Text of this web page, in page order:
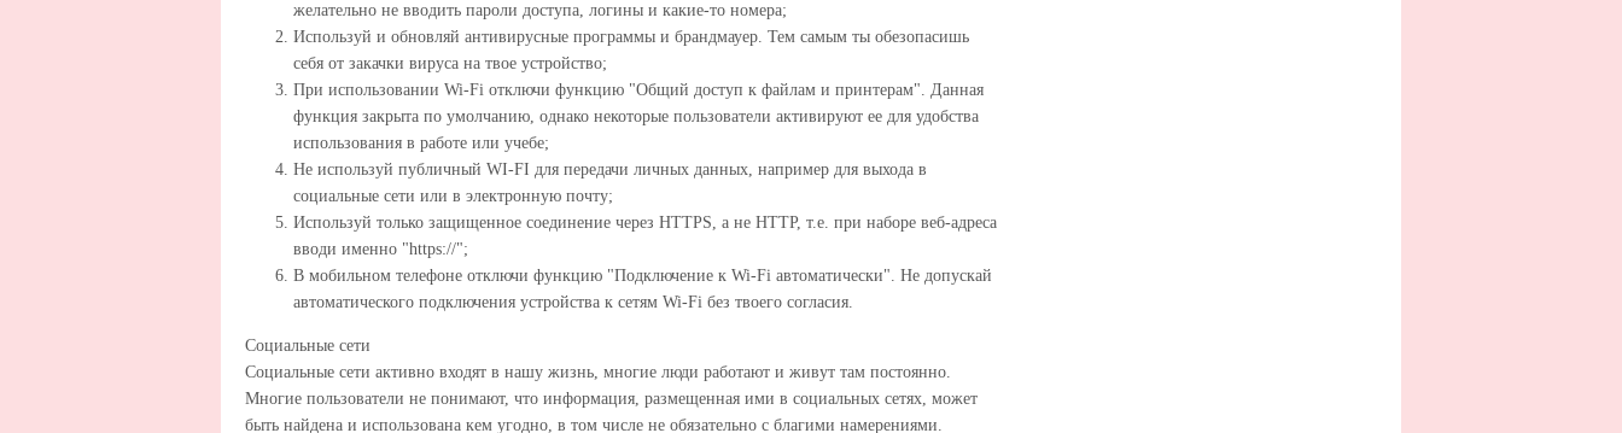
желательно не вводить пароли доступа, логины и какие-то номера;
Используй и обновляй антивирусные программы и брандмауер. Тем самым ты обезопасишь
себя от закачки вируса на твое устройство;
При использовании Wi-Fi отключи функцию "Общий доступ к файлам и принтерам". Данная
функция закрыта по умолчанию, однако некоторые пользователи активируют ее для удобства
использования в работе или учебе;
Не используй публичный WI-FI для передачи личных данных, например для выхода в
социальные сети или в электронную почту;
Используй только защищенное соединение через HTTPS, а не HTTP, т.е. при наборе веб-адреса
вводи именно "https://";
В мобильном телефоне отключи функцию "Подключение к Wi-Fi автоматически". Не допускай
автоматического подключения устройства к сетям Wi-Fi без твоего согласия.
Социальные сети
Социальные сети активно входят в нашу жизнь, многие люди работают и живут там постоянно.
Многие пользователи не понимают, что информация, размещенная ими в социальных сетях, может
быть найдена и использована кем угодно, в том числе не обязательно с благими намерениями.